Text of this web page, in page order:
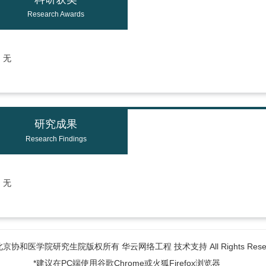
Research Awards
无
研究成果
Research Findings
无
协和医学院研究生院版权所有 华云网络工程 技术支持 All Rights
*建议在PC端使用谷歌Chrome或火狐Firefox浏览器